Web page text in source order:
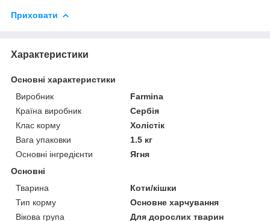
Приховати
Характеристики
Основні характеристики
Виробник
Farmina
Країна виробник
Сербія
Клас корму
Холістік
Вага упаковки
1.5 кг
Основні інгредієнти
Ягня
Основні
Тварина
Коти/кішки
Тип корму
Основне харчування
Вікова група
Для дорослих тварин